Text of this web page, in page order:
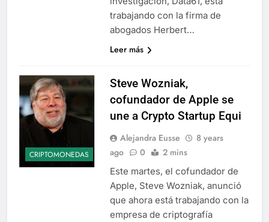
trabajando con la firma de
abogados Herbert…
Leer más
CRIPTOMONEDAS
Steve Wozniak,
cofundador de Apple se
une a Crypto Startup Equi
Alejandra Eusse
8 years
ago
0 2 mins
Este martes, el cofundador de
Apple, Steve Wozniak, anunció
que ahora está trabajando con la
empresa de criptografía